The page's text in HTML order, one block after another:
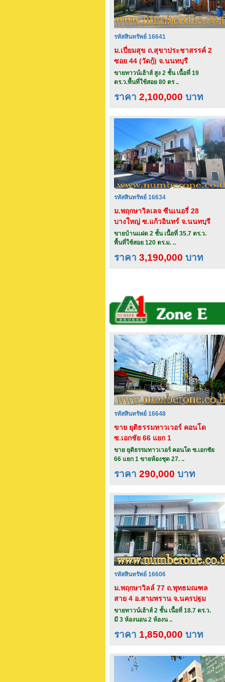
รหัสสินทรัพย์ 16641
ม.เปี่ยมสุข ถ.สุขาประชาสรรค์ 2
ซอย 44 (วัดกู้) จ.นนทบุรี
ขายทาวน์เฮ้าส์ สูง 2 ชั้น เนื้อที่ 19
ตร.ว.พื้นที่ใช้สอย 80 ตร ..
ราคา 2,100,000 บาท
รหัสสินทรัพย์ 16634
ม.พฤกษาวิลเลจ ซีนเนอรี่ 28
บางใหญ่ ซ.แก้วอินทร์ จ.นนทบุรี
ขายบ้านแฝด 2 ชั้น เนื้อที่ 35.7 ตร.ว.
พื้นที่ใช้สอย 120 ตร.ม. ..
ราคา 3,190,000 บาท
รหัสสินทรัพย์ 16648
ขาย ยุติธรรมทาวเวอร์ คอนโด
ซ.เอกชัย 66 แยก 1
ขาย ยุติธรรมทาวเวอร์ คอนโด ซ.เอกชัย
66 แยก 1 ขายห้องชุด 27. ..
ราคา 290,000 บาท
รหัสสินทรัพย์ 16606
ม.พฤกษาวิลล์ 77 ถ.พุทธมณฑล
สาย 4 อ.สามพราน จ.นครปฐม
ขายทาวน์เฮ้าส์ 2 ชั้น เนื้อที่ 18.7 ตร.ว.
มี 3 ห้องนอน 2 ห้องน ..
ราคา 1,850,000 บาท